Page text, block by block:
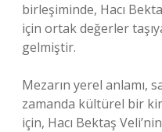
birleşiminde, Hacı
için ortak değerler
gelmiştir.
Mezarın yerel anlamı,
zamanda kültürel bir
için, Hacı Bektaş